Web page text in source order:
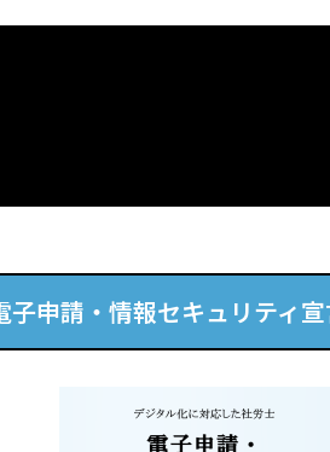
⼦申請・情報セキュリティ